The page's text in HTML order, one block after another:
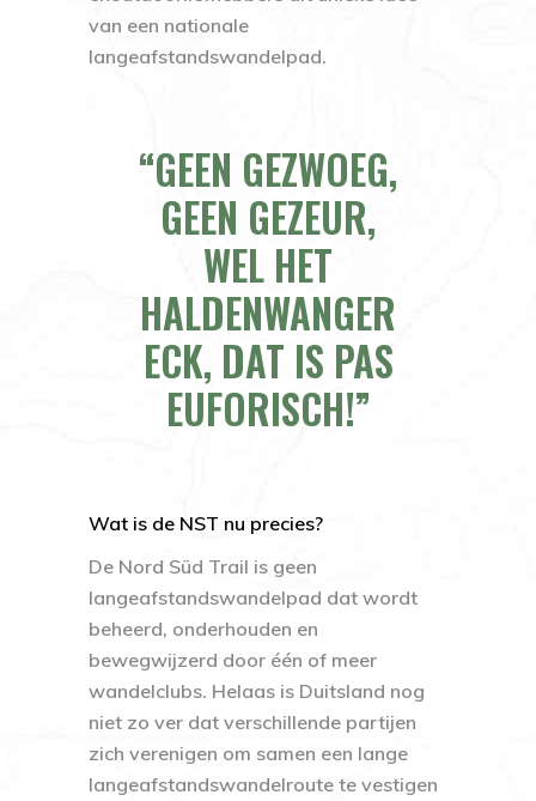
van een nationale
langeafstandswandelpad.
GEEN GEZWOEG,
GEEN GEZEUR,
WEL HET
HALDENWANGER
ECK, DAT IS PAS
EUFORISCH!
Wat is de NST nu precies?
De Nord Süd Trail is geen
langeafstandswandelpad dat wordt
beheerd, onderhouden en
bewegwijzerd door één of meer
wandelclubs. Helaas is Duitsland nog
niet zo ver dat verschillende partijen
zich verenigen om samen een lange
langeafstandswandelroute te vestigen